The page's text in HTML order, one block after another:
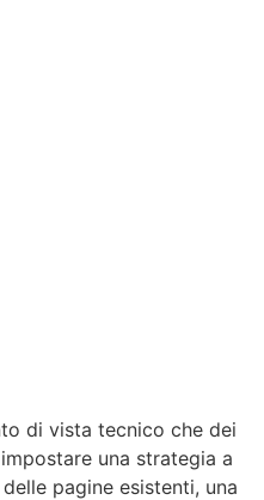
di vista tecnico che dei
una strategia a
pagine esistenti, una